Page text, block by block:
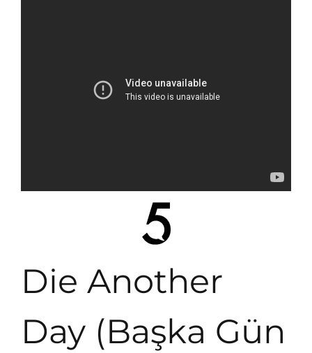
Die Another
Day (Başka Gün